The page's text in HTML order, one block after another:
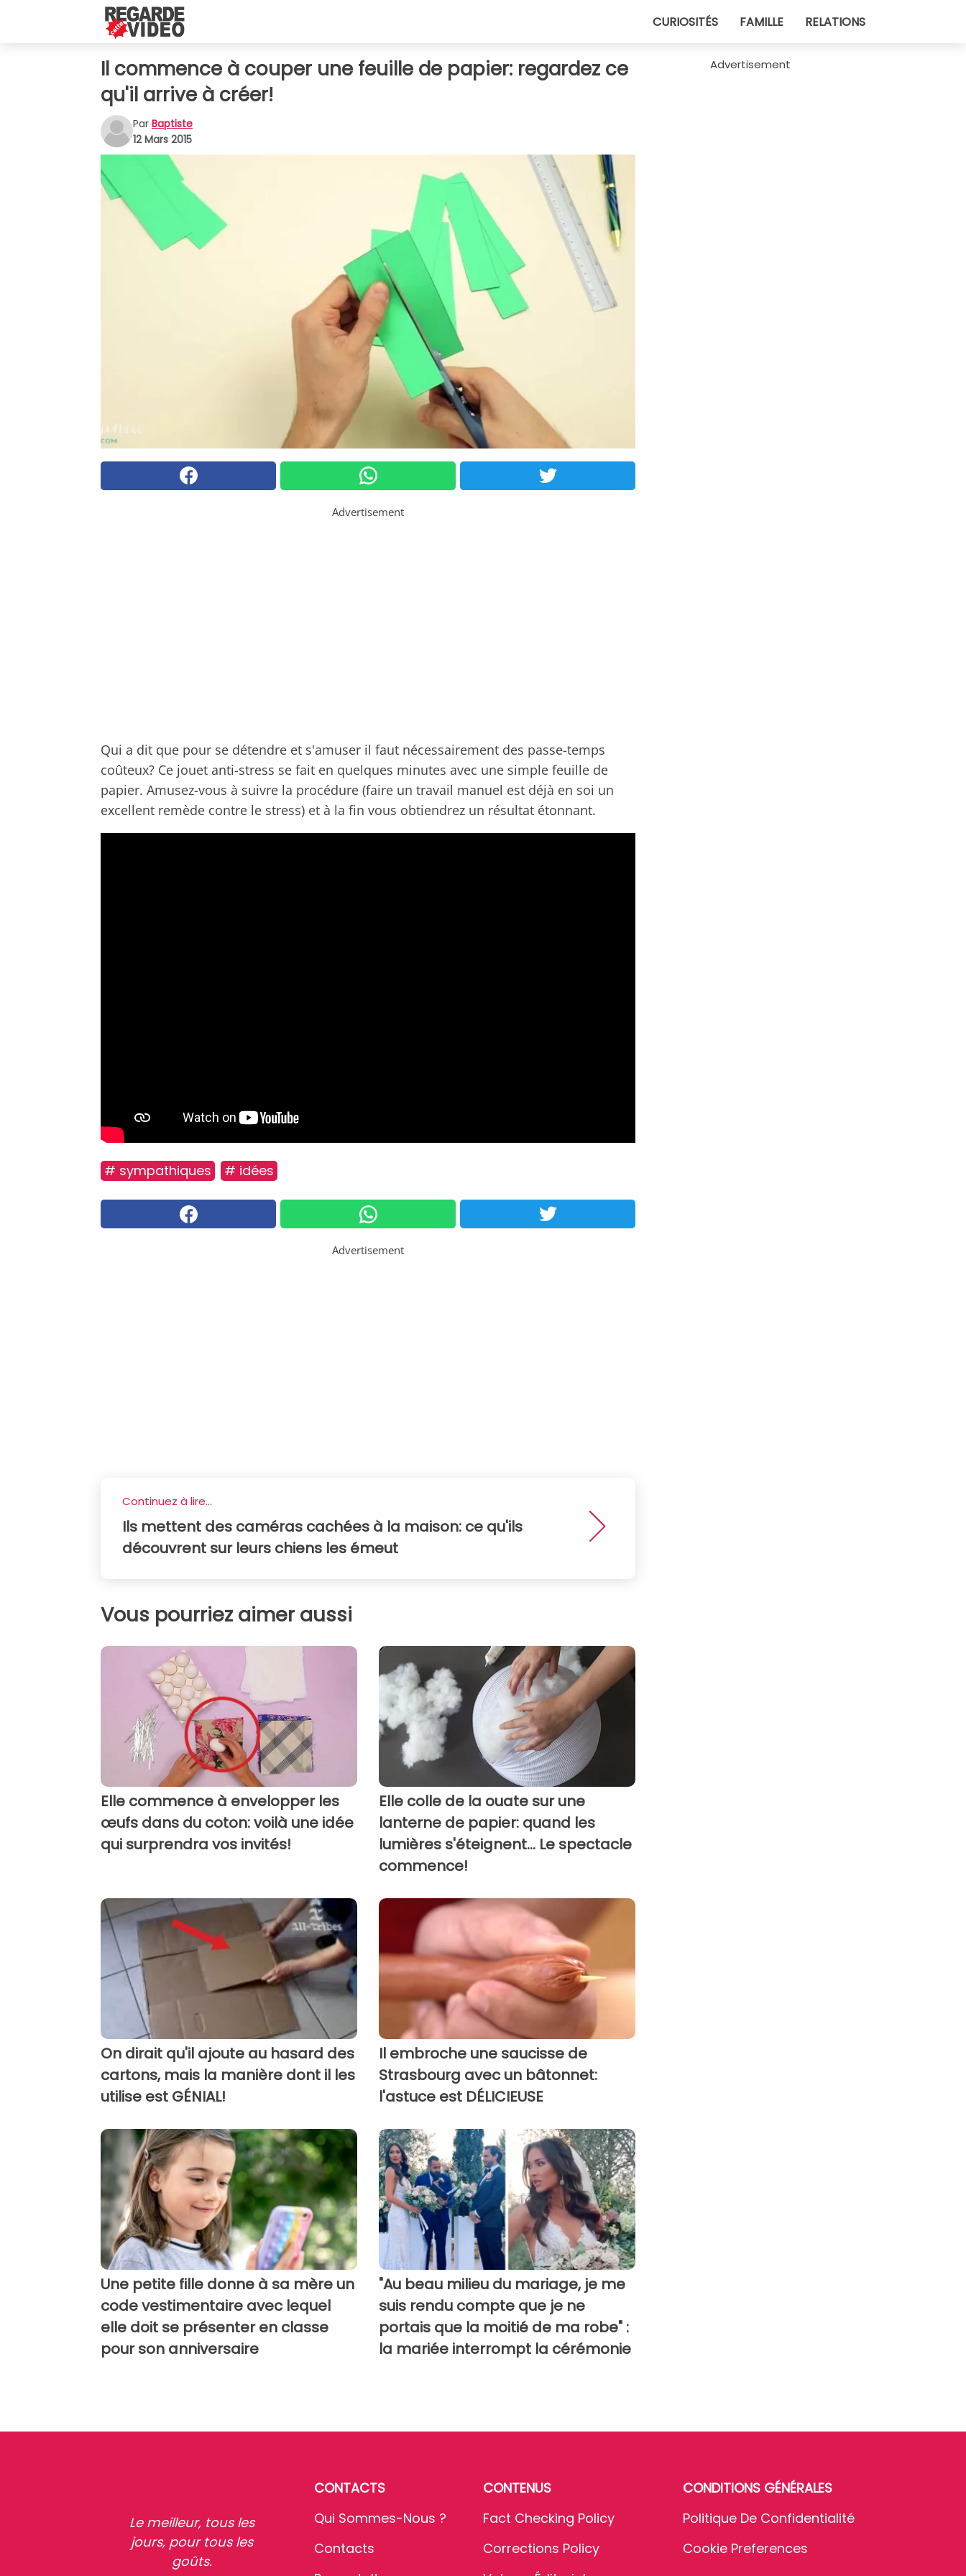
CURIOSITÉS FAMILLE RELATIONS
Il commence à couper une feuille de papier: regardez ce
qu'il arrive à créer!
Par Baptiste
12 Mars 2015
Advertisement
Qui a dit que pour se détendre et s'amuser il faut nécessairement des passe-temps
coûteux? Ce jouet anti-stress se fait en quelques minutes avec une simple feuille de
papier. Amusez-vous à suivre la procédure (faire un travail manuel est déjà en soi un
excellent remède contre le stress) et à la fin vous obtiendrez un résultat étonnant.
# sympathiques # idées
Advertisement
Continuez à lire...
Ils mettent des caméras cachées à la maison: ce qu'ils
découvrent sur leurs chiens les émeut
Vous pourriez aimer aussi
Elle commence à envelopper les
œufs dans du coton: voilà une idée
qui surprendra vos invités!
Elle colle de la ouate sur une
lanterne de papier: quand les
lumières s'éteignent... Le spectacle
commence!
On dirait qu'il ajoute au hasard des
cartons, mais la manière dont il les
utilise est GÉNIAL!
Il embroche une saucisse de
Strasbourg avec un bâtonnet:
l'astuce est DÉLICIEUSE
Une petite fille donne à sa mère un
code vestimentaire avec lequel
elle doit se présenter en classe
pour son anniversaire
"Au beau milieu du mariage, je me
suis rendu compte que je ne
portais que la moitié de ma robe" :
la mariée interrompt la cérémonie
Advertisement
Le meilleur, tous les
jours, pour tous les
goûts.
CONTACTS
Qui Sommes-Nous ?
Contacts
CONTENUS
Fact Checking Policy
Corrections Policy
CONDITIONS GÉNÉRALES
Politique De Confidentialité
Cookie Preferences